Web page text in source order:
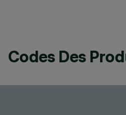
Codes Des